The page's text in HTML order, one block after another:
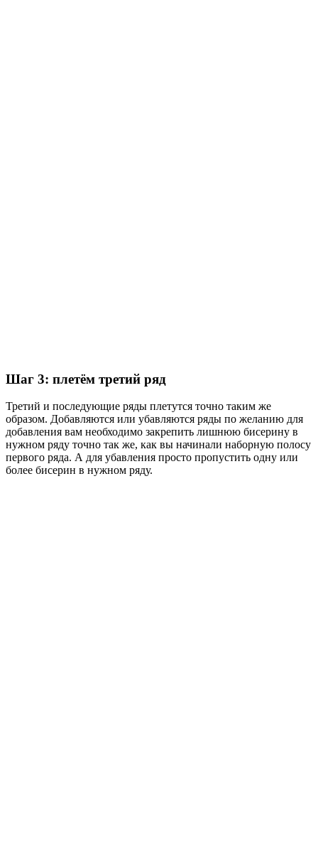
Шаг 3: плетём третий ряд
Третий и последующие ряды плетутся точно таким же
образом. Добавляются или убавляются ряды по желанию для
добавления вам необходимо закрепить лишнюю бисерину в
нужном ряду точно так же, как вы начинали наборную полосу
первого ряда. А для убавления просто пропустить одну или
более бисерин в нужном ряду.